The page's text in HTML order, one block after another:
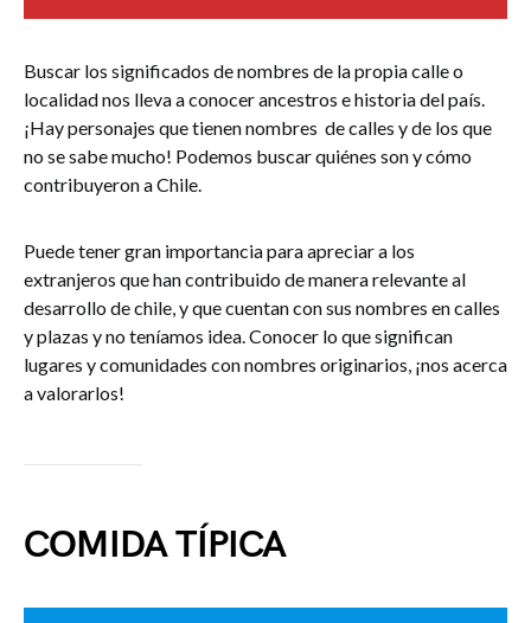
Buscar los significados de nombres de la propia calle o
localidad nos lleva a conocer ancestros e historia del país.
¡Hay personajes que tienen nombres de calles y de los que
no se sabe mucho! Podemos buscar quiénes son y cómo
contribuyeron a Chile.
Puede tener gran importancia para apreciar a los
extranjeros que han contribuido de manera relevante al
desarrollo de chile, y que cuentan con sus nombres en calles
y plazas y no teníamos idea. Conocer lo que significan
lugares y comunidades con nombres originarios, ¡nos acerca
a valorarlos!
COMIDA TÍPICA